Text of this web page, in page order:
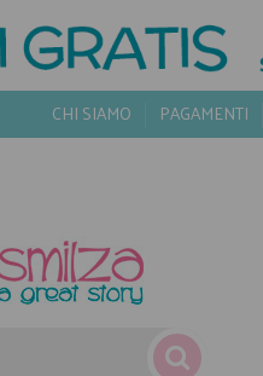
CHI SIAMO PAGAMENTI